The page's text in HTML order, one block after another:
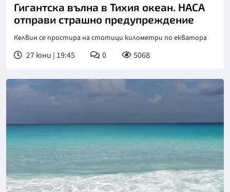
Гигантска вълна в Тихия океан. НАСА
отправи страшно предупреждение
Келвин се простира на стотици километри по екватора
27 юни | 19:45 0 5068